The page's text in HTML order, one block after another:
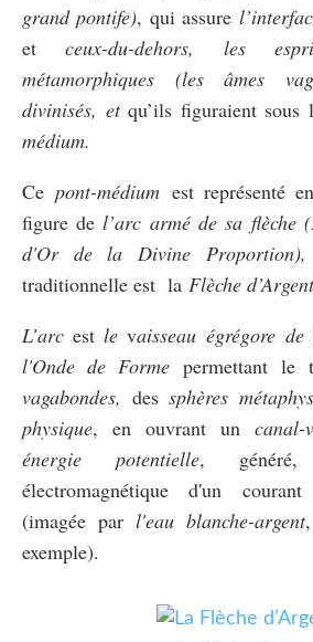
grand pontife), qui assure
etceux-du-dehors, les
métamorphiques (les âmes
divinisés, et qu’ils figuraient sous
médium.
Cepont-médium est représenté
figure del’arc armé de sa flèche
d'Or de la Divine
traditionnelle est la Flèche
L’arcest le vaisseau égrégore
l'Onde de Forme permettant le
vagabondes, des sphères
physique, en ouvrant un canal-
énergie potentielle,
électromagnétique d'un
(imagée par l'eau blanche-argent
exemple).